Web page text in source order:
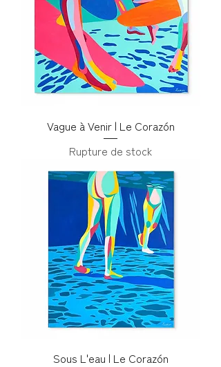
Vague à Venir | Le Corazón
Rupture de stock
Sous L'eau | Le Corazón